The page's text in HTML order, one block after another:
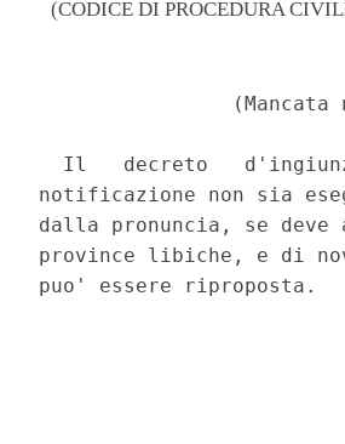
(CODICE DI PROCEDURA
(Mancata
Il   decreto
notificazione non sia
dalla pronuncia, se
province libiche, e di